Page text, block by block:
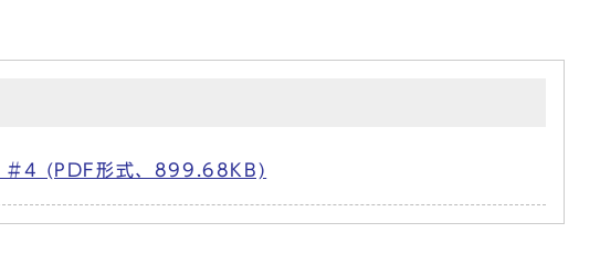
＃4 (PDF形式、899.68KB)